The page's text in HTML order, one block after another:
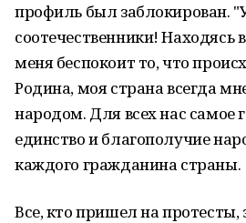
профиль был заблокирован.
соотечественники! Находясь
меня беспокоит то, что
Родина, моя страна всегда
народом. Для всех нас самое
единство и благополучие
каждого гражданина страны.
Все, кто пришел на протесты,